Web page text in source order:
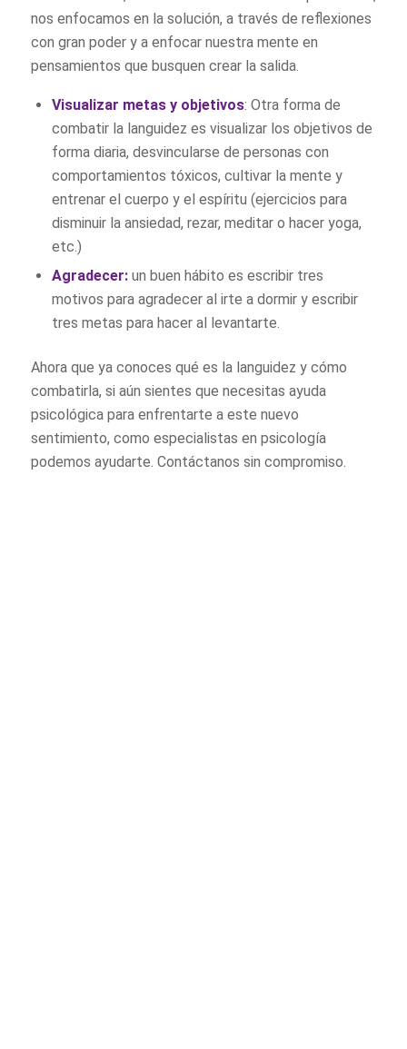
nos enfocamos en la solución, a través de reflexiones
con gran poder y a enfocar nuestra mente en
pensamientos que busquen crear la salida.
Visualizar metas y objetivos: Otra forma de
combatir la languidez es visualizar los objetivos de
forma diaria, desvincularse de personas con
comportamientos tóxicos, cultivar la mente y
entrenar el cuerpo y el espíritu (ejercicios para
disminuir la ansiedad, rezar, meditar o hacer yoga,
etc.)
Agradecer:un buen hábito es escribir tres
motivos para agradecer al irte a dormir y escribir
tres metas para hacer al levantarte.
Ahora que ya conoces qué es la languidez y cómo
combatirla, si aún sientes que necesitas ayuda
psicológica para enfrentarte a este nuevo
sentimiento, como especialistas en psicología
podemos ayudarte. Contáctanos sin compromiso.